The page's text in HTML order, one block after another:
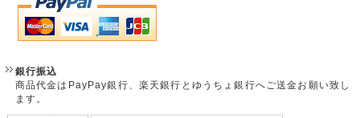
銀行振込
商品代金はPayPay銀行、楽天銀行とゆうちょ銀行へご送金お願い致し
ます。